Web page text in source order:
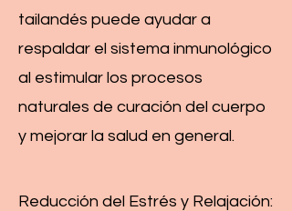
tailandés puede ayudar a
respaldar el sistema inmunológico
al estimular los procesos
naturales de curación del cuerpo
y mejorar la salud en general.
Reducción del Estrés y Relajación: